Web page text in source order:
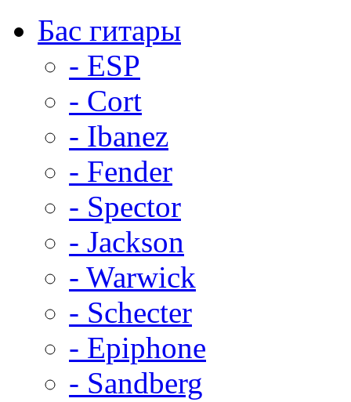
Бас гитары
- ESP
- Cort
- Ibanez
- Fender
- Spector
- Jackson
- Warwick
- Schecter
- Epiphone
- Sandberg